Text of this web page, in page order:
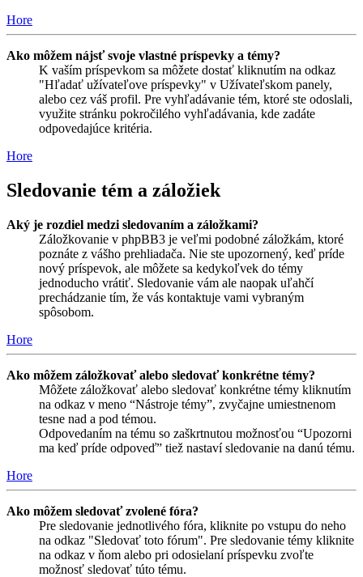
Hore
Ako môžem nájsť svoje vlastné príspevky a témy?
K vaším príspevkom sa môžete dostať kliknutím na odkaz
"Hľadať užívateľove príspevky" v Užívateľskom panely,
alebo cez váš profil. Pre vyhľadávanie tém, ktoré ste odoslali,
využite stránku pokročilého vyhľadávania, kde zadáte
odpovedajúce kritéria.
Hore
Sledovanie tém a záložiek
Aký je rozdiel medzi sledovaním a záložkami?
Záložkovanie v phpBB3 je veľmi podobné záložkám, ktoré
poznáte z vášho prehliadača. Nie ste upozornený, keď príde
nový príspevok, ale môžete sa kedykoľvek do témy
jednoducho vrátiť. Sledovanie vám ale naopak uľahčí
prechádzanie tím, že vás kontaktuje vami vybraným
spôsobom.
Hore
Ako môžem záložkovať alebo sledovať konkrétne témy?
Môžete záložkovať alebo sledovať konkrétne témy kliknutím
na odkaz v meno “Nástroje témy”, zvyčajne umiestnenom
tesne nad a pod témou.
Odpovedaním na tému so zaškrtnutou možnosťou “Upozorni
ma keď príde odpoveď” tiež nastaví sledovanie na danú tému.
Hore
Ako môžem sledovať zvolené fóra?
Pre sledovanie jednotlivého fóra, kliknite po vstupu do neho
na odkaz "Sledovať toto fórum". Pre sledovanie témy kliknite
na odkaz v ňom alebo pri odosielaní príspevku zvoľte
možnosť sledovať túto tému.